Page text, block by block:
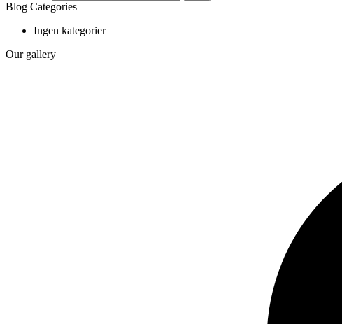
Blog Categories
Ingen kategorier
Our gallery